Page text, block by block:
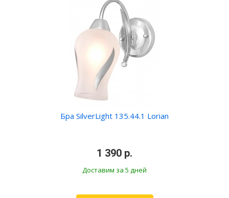
Бра SilverLight 135.44.1 Lorian
1 390 р.
Доставим за 5 дней